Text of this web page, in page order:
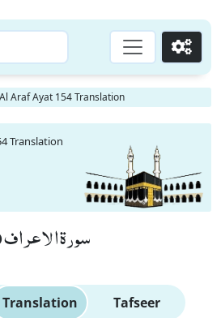
Go
Araf Ayat 154 Translation
Translation
سورة الاعراف
Translation Tafseer